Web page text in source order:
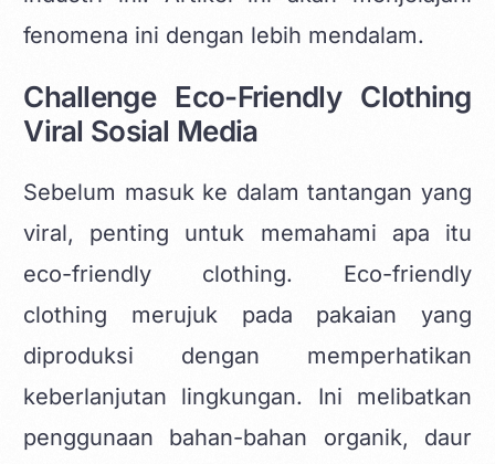
fenomena ini dengan lebih mendalam.
Challenge Eco-Friendly Clothing
Viral Sosial Media
Sebelum masuk ke dalam tantangan yang
viral, penting untuk memahami apa itu
eco-friendly clothing. Eco-friendly
clothing merujuk pada pakaian yang
diproduksi dengan memperhatikan
keberlanjutan lingkungan. Ini melibatkan
penggunaan bahan-bahan organik, daur